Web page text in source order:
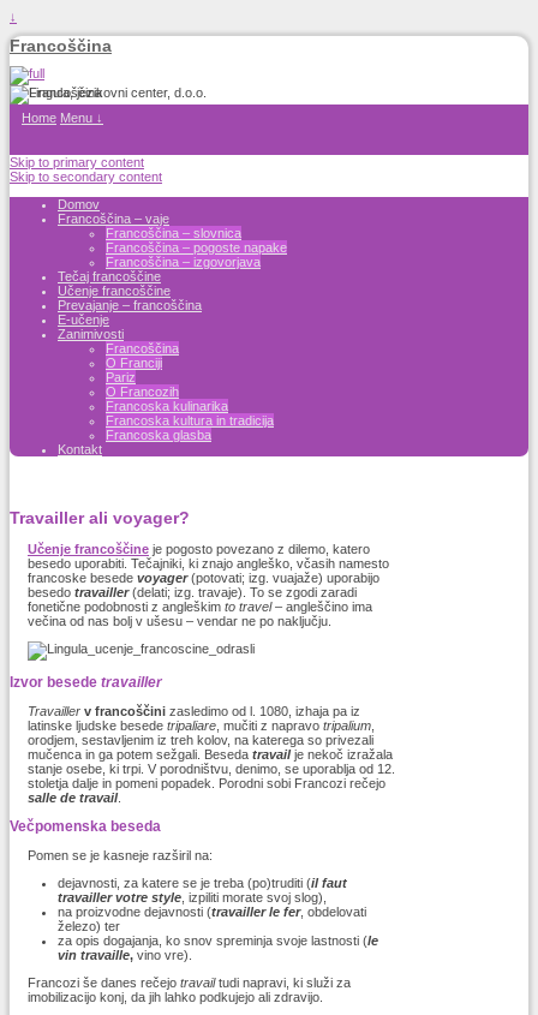
↓
Francoščina
Home Menu ↓
Skip to primary content
Skip to secondary content
Domov
Francoščina – vaje
Francoščina – slovnica
Francoščina – pogoste napake
Francoščina – izgovorjava
Tečaj francoščine
Učenje francoščine
Prevajanje – francoščina
E-učenje
Zanimivosti
Francoščina
O Franciji
Pariz
O Francozih
Francoska kulinarika
Francoska kultura in tradicija
Francoska glasba
Kontakt
Travailler ali voyager?
Učenje francoščine je pogosto povezano z dilemo, katero
besedo uporabiti. Tečajniki, ki znajo angleško, včasih namesto
francoske besede voyager (potovati; izg. vuajaže) uporabijo
besedo travailler (delati; izg. travaje). To se zgodi zaradi
fonetične podobnosti z angleškim to travel – angleščino ima
večina od nas bolj v ušesu – vendar ne po naključju.
Izvor besede travailler
Travailler v francoščini zasledimo od l. 1080, izhaja pa iz
latinske ljudske besede tripaliare , mučiti z napravo tripalium
orodjem, sestavljenim iz treh kolov, na katerega so privezali
mučenca in ga potem sežgali. Beseda travail je nekoč izražala
stanje osebe, ki trpi. V porodništvu, denimo, se uporablja od 12.
stoletja dalje in pomeni popadek. Porodni sobi Francozi rečejo
salle de travail.
Večpomenska beseda
Pomen se je kasneje razširil na:
dejavnosti, za katere se je treba (po)truditi (il faut
travailler votre style , izpiliti morate svoj slog),
na proizvodne dejavnosti (travailler le fer, obdelovati
železo) ter
za opis dogajanja, ko snov spreminja svoje lastnosti (le
vin travaille, vino vre).
Francozi še danes rečejo travailtudi napravi, ki služi za
imobilizacijo konj, da jih lahko podkujejo ali zdravijo.